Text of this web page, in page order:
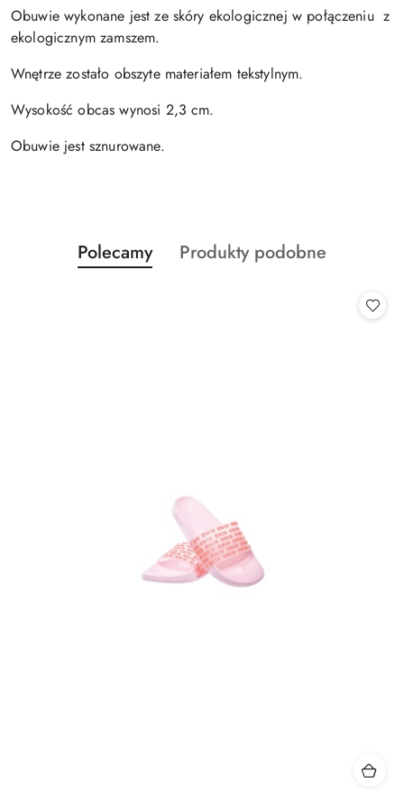
Obuwie wykonane jest ze skóry ekologicznej w połączeniu z
ekologicznym zamszem.
Wnętrze zostało obszyte materiałem tekstylnym.
Wysokość obcas wynosi 2,3 cm.
Obuwie jest sznurowane.
Pomiń karuzelę produktów
Produkty
o
Polecamy
Produkty
Produkty podobne